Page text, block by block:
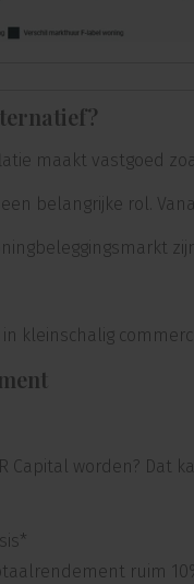
maakt vastgoed
belangrijke rol.
in kleinschalig
Capital worden?
ruim